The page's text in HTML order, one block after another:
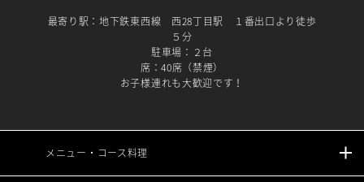
最寄り駅：地下鉄東西線 西28丁目駅 １番出口より徒歩
５分
駐車場：２台
席：40席（禁煙）
お子様連れも大歓迎です！
メニュー・コース料理